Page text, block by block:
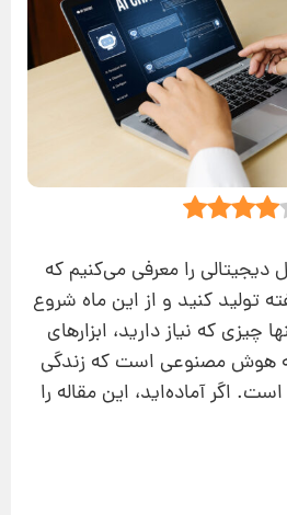
10 محصول دیجیتالی را معرفی می‌کنیم که
تولید کنید و از این ماه شروع
چیزی که نیاز دارید، ابزارهای
هوش مصنوعی است که زندگی
اگر آماده‌اید، این مقاله را